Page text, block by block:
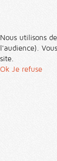
Nous utilisons
l'audience).
site.
Ok Je refuse